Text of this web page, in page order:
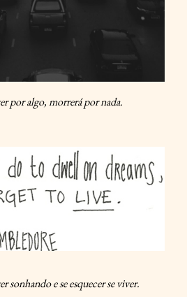
por algo, morrerá por nada.
sonhando e se esquecer se viver.